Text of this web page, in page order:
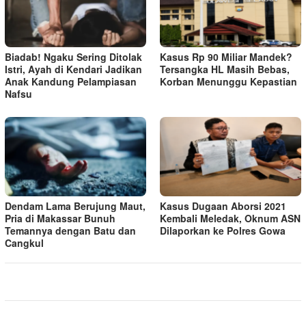
Biadab! Ngaku Sering Ditolak
Istri, Ayah di Kendari Jadikan
Anak Kandung Pelampiasan
Nafsu
Kasus Rp 90 Miliar Mandek?
Tersangka HL Masih Bebas,
Korban Menunggu Kepastian
Dendam Lama Berujung Maut,
Pria di Makassar Bunuh
Temannya dengan Batu dan
Cangkul
Kasus Dugaan Aborsi 2021
Kembali Meledak, Oknum ASN
Dilaporkan ke Polres Gowa